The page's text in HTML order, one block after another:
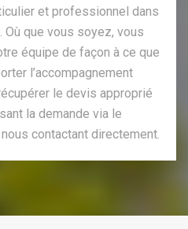
et professionnel dans
Où que vous soyez, vous
équipe de façon à ce que
l’accompagnement
le devis approprié
la demande via le
contactant directement.